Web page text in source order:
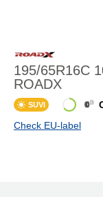
195/65R16C
ROADX
SUVI
Check EU-label